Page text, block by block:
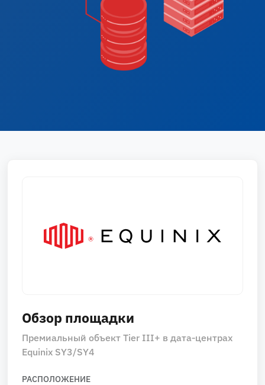
Обзор площадки
Премиальный объект Tier III+ в дата‑центрах
Equinix SY3/SY4
РАСПОЛОЖЕНИЕ